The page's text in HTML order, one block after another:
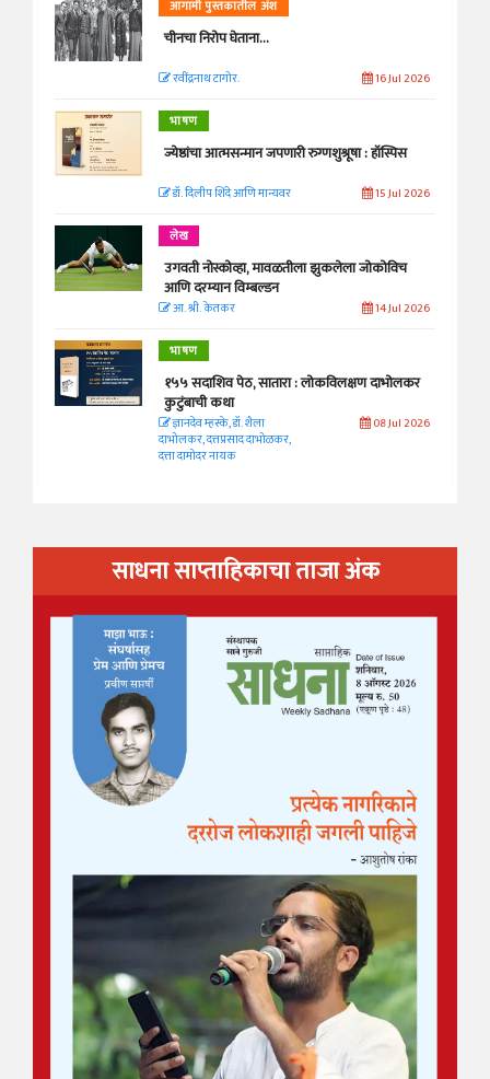
आगामी पुस्तकातील अंश
चीनचा निरोप घेताना...
रवींद्रनाथ टागोर. 16 Jul 2026
भाषण
ज्येष्ठांचा आत्मसन्मान जपणारी रुग्णशुश्रूषा : हॉस्पिस
डॉ. दिलीप शिंदे आणि मान्यवर 15 Jul 2026
लेख
उगवती नोस्कोव्हा, मावळतीला झुकलेला जोकोविच
आणि दरम्यान विम्बल्डन
आ. श्री. केतकर 14 Jul 2026
भाषण
१५५ सदाशिव पेठ, सातारा : लोकविलक्षण दाभोलकर
कुटुंबाची कथा
ज्ञानदेव म्हस्के, डॉ. शैला
दाभोलकर, दत्तप्रसाद दाभोळकर,
दत्ता दामोदर नायक
08 Jul 2026
साधना साप्ताहिकाचा ताजा अंक